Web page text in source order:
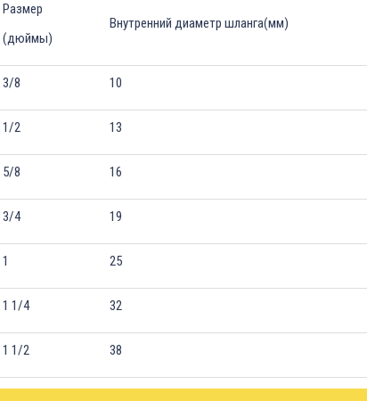
Размер
(дюймы)
Внутренний диаметр шланга(мм)
3/8 10
1/2 13
5/8 16
3/4 19
1 25
1 1/4 32
1 1/2 38